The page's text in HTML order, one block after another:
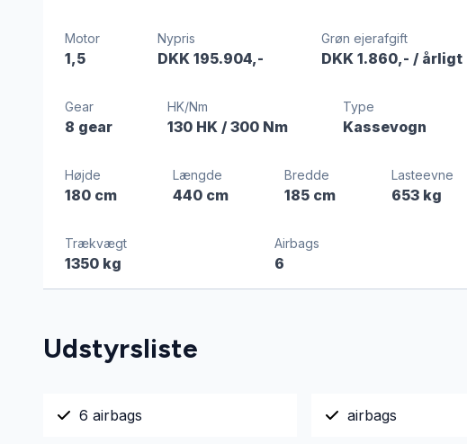
Motor
1,5
Nypris
DKK 195.904,-
Grøn ejerafgift
DKK 1.860,- / årligt
Gear
8 gear
HK/Nm
130 HK / 300 Nm
Type
Kassevogn
Højde
180 cm
Længde
440 cm
Bredde
185 cm
Lasteevne
653 kg
Trækvægt
1350 kg
Airbags
6
Udstyrsliste
6 airbags airbags